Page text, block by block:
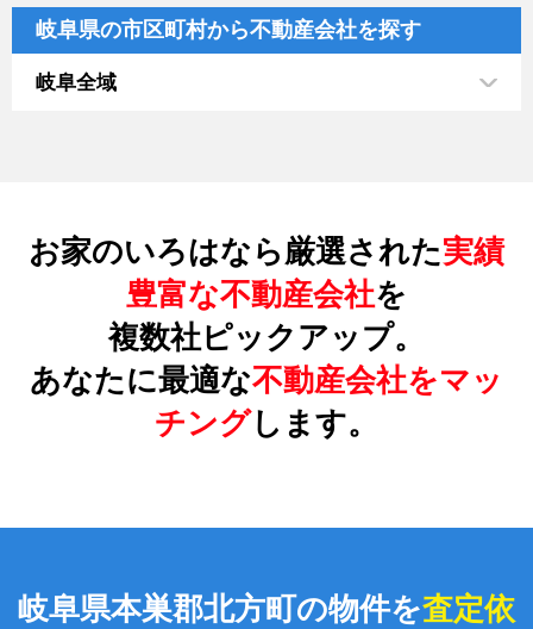
岐阜県の市区町村から不動産会社を探す
岐阜全域
お家のいろはなら厳選された実績
豊富な不動産会社を
複数社ピックアップ。
あなたに最適な不動産会社をマッ
チングします。
岐阜県本巣郡北方町の物件を査定依